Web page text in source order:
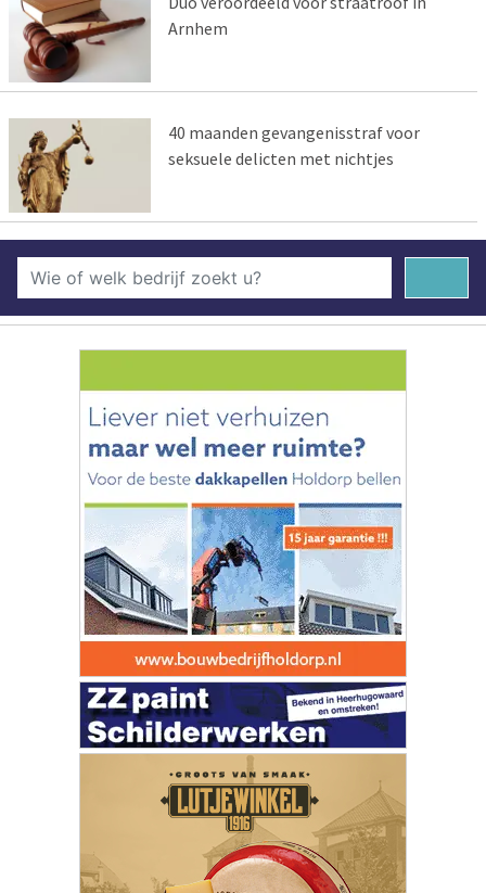
Arnhem
40 maanden gevangenisstraf voor
seksuele delicten met nichtjes